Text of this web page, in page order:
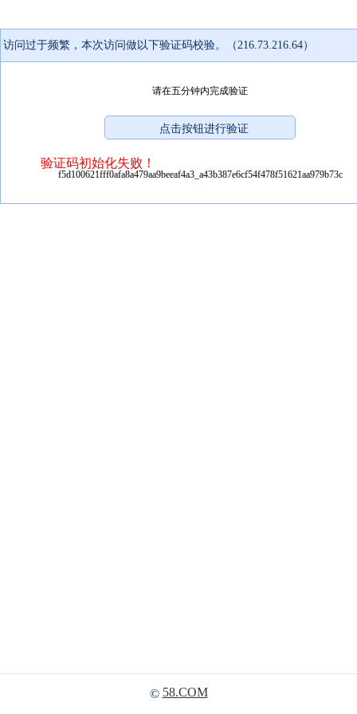
访问过于频繁，本次访问做以下验证码校验。（216.73.216.64）
请在五分钟内完成验证
验证码初始化失败！
f5d100621fff0afa8a479aa9beeaf4a3_a43b387e6cf54f478f51621aa979b73c
© 58.COM